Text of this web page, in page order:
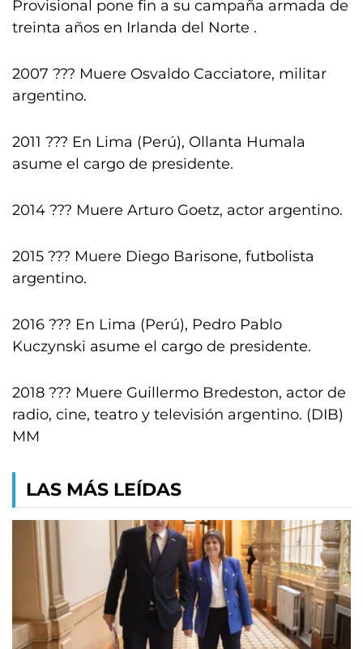
Provisional pone fin a su campaña armada de
treinta años en Irlanda del Norte .
2007 ??? Muere Osvaldo Cacciatore, militar
argentino.
2011 ??? En Lima (Perú), Ollanta Humala
asume el cargo de presidente.
2014 ??? Muere Arturo Goetz, actor argentino.
2015 ??? Muere Diego Barisone, futbolista
argentino.
2016 ??? En Lima (Perú), Pedro Pablo
Kuczynski asume el cargo de presidente.
2018 ??? Muere Guillermo Bredeston, actor de
radio, cine, teatro y televisión argentino. (DIB)
MM
LAS MÁS LEÍDAS